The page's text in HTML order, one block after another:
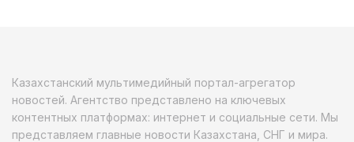
Казахстанский мультимедийный портал-агрегатор
новостей. Агентство представлено на ключевых
контентных платформах: интернет и социальные сети. Мы
представляем главные новости Казахстана, СНГ и мира.